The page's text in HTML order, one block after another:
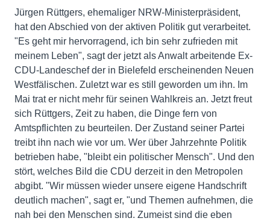
Jürgen Rüttgers, ehemaliger NRW-Ministerpräsident,
hat den Abschied von der aktiven Politik gut verarbeitet.
"Es geht mir hervorragend, ich bin sehr zufrieden mit
meinem Leben", sagt der jetzt als Anwalt arbeitende Ex-
CDU-Landeschef der in Bielefeld erscheinenden Neuen
Westfälischen. Zuletzt war es still geworden um ihn. Im
Mai trat er nicht mehr für seinen Wahlkreis an. Jetzt freut
sich Rüttgers, Zeit zu haben, die Dinge fern von
Amtspflichten zu beurteilen. Der Zustand seiner Partei
treibt ihn nach wie vor um. Wer über Jahrzehnte Politik
betrieben habe, "bleibt ein politischer Mensch". Und den
stört, welches Bild die CDU derzeit in den Metropolen
abgibt. "Wir müssen wieder unsere eigene Handschrift
deutlich machen", sagt er, "und Themen aufnehmen, die
nah bei den Menschen sind. Zumeist sind die eben